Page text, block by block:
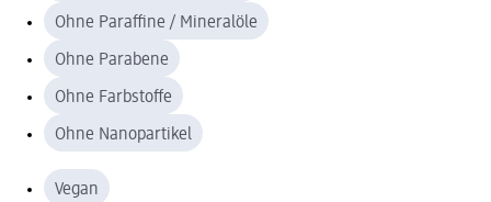
Ohne Paraffine / Mineralöle
Ohne Parabene
Ohne Farbstoffe
Ohne Nanopartikel
Vegan